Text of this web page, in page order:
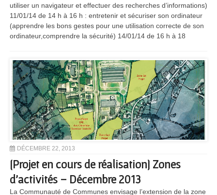
utiliser un navigateur et effectuer des recherches d’informations)
11/01/14 de 14 h à 16 h : entretenir et sécuriser son ordinateur
(apprendre les bons gestes pour une utilisation correcte de son
ordinateur,comprendre la sécurité) 14/01/14 de 16 h à 18
DÉCEMBRE 22, 2013
[Projet en cours de réalisation] Zones
d’activités – Décembre 2013
La Communauté de Communes envisage l’extension de la zone